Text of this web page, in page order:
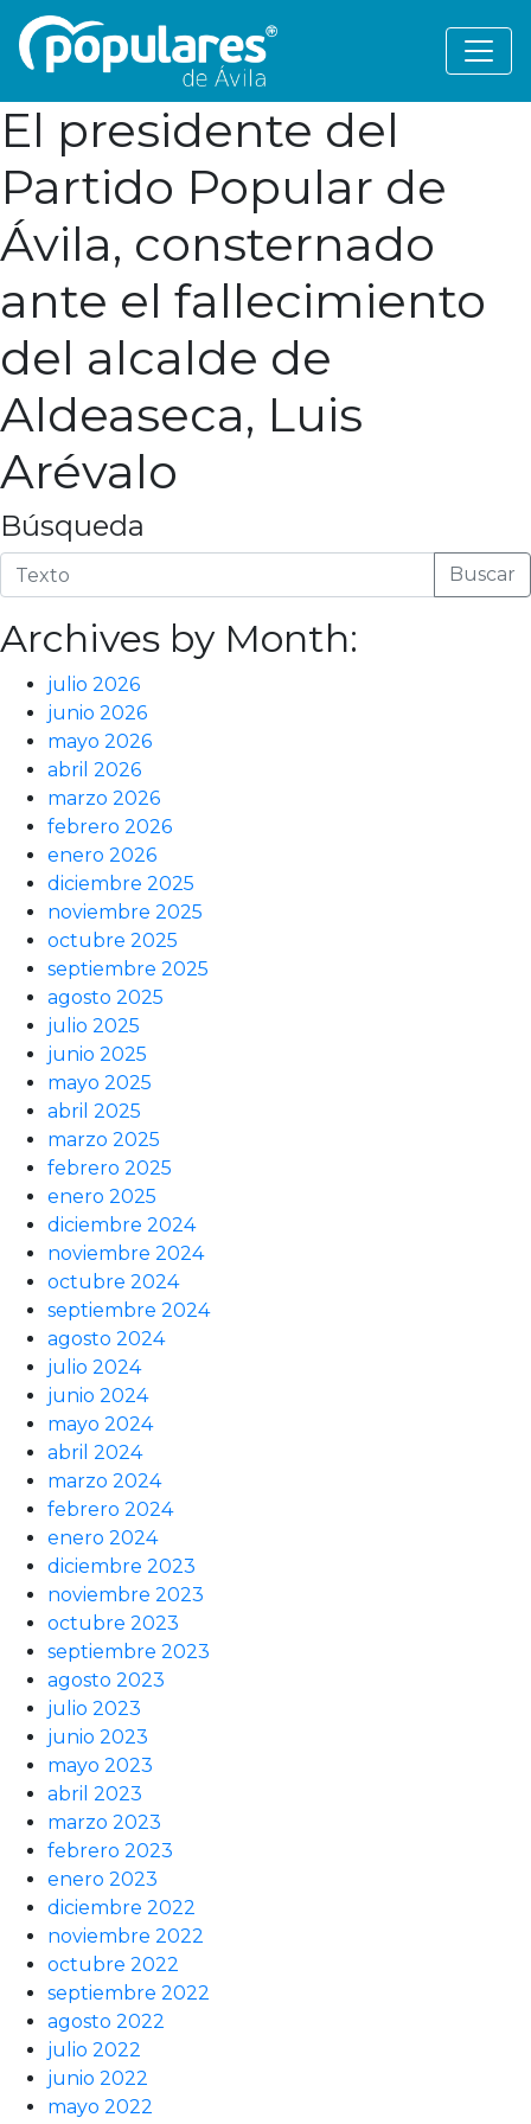
El presidente del
Partido Popular de
Ávila, consternado
ante el fallecimiento
del alcalde de
Aldeaseca, Luis
Arévalo
Búsqueda
Buscar
Archives by Month:
julio 2026
junio 2026
mayo 2026
abril 2026
marzo 2026
febrero 2026
enero 2026
diciembre 2025
noviembre 2025
octubre 2025
septiembre 2025
agosto 2025
julio 2025
junio 2025
mayo 2025
abril 2025
marzo 2025
febrero 2025
enero 2025
diciembre 2024
noviembre 2024
octubre 2024
septiembre 2024
agosto 2024
julio 2024
junio 2024
mayo 2024
abril 2024
marzo 2024
febrero 2024
enero 2024
diciembre 2023
noviembre 2023
octubre 2023
septiembre 2023
agosto 2023
julio 2023
junio 2023
mayo 2023
abril 2023
marzo 2023
febrero 2023
enero 2023
diciembre 2022
noviembre 2022
octubre 2022
septiembre 2022
agosto 2022
julio 2022
junio 2022
mayo 2022